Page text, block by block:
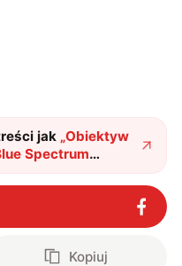
jak „Obiektyw
Spectrum
Kopiuj